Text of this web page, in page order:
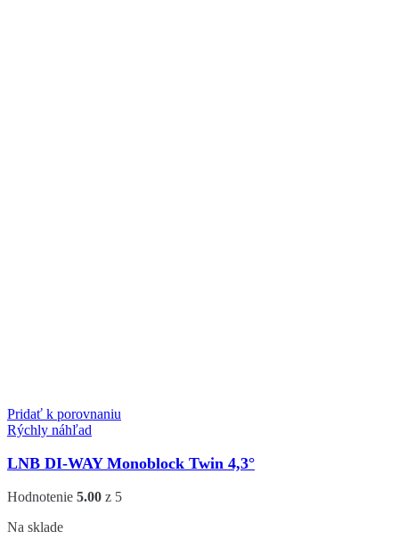
Pridať k porovnaniu
Rýchly náhľad
LNB DI-WAY Monoblock Twin 4,3°
Hodnotenie 5.00 z 5
Na sklade